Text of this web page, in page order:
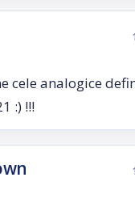
cele analogice
:) !!!